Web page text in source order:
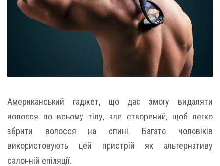
Американський гаджет, що дає змогу видаляти
волосся по всьому тілу, але створений, щоб легко
збрити волосся на спині. Багато чоловіків
використовують цей пристрій як альтернативу
салонній епіляції.